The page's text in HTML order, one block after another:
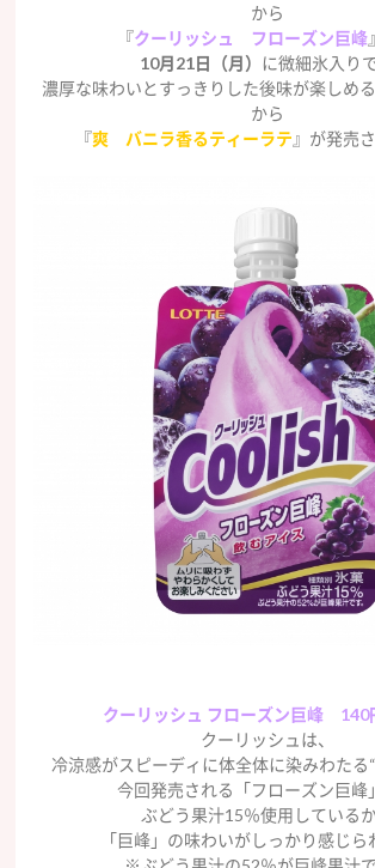
から
『クーリッシュ フローズン巨峰
10月21日（月） に微細氷入りで
濃厚な味わいとすっきりした後味が楽しめ
から
『爽 バニラ香るティーラテ』が発売
クーリッシュ フローズン巨峰 140
クーリッシュは、
冷涼感がスピーディに体全体に染みわたる
今回発売される「フローズン巨峰
ぶどう果汁15％使用している
「巨峰」の味わいがしっかり感じら